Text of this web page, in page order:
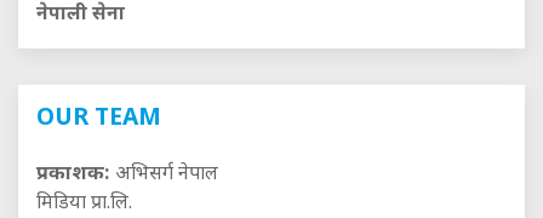
नेपाली सेना
OUR TEAM
प्रकाशक: अभिसर्ग नेपाल
मिडिया प्रा.लि.